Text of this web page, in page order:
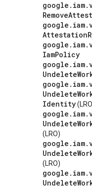
google . iam.
Remove
google . iam.
Attestation
google . iam.
IamPolicy
google . iam.
Undelete
google . iam.
Undelete
Identity
google . iam.
Undelete
(LRO)
google . iam.
Undelete
(LRO)
google . iam.
Undelete